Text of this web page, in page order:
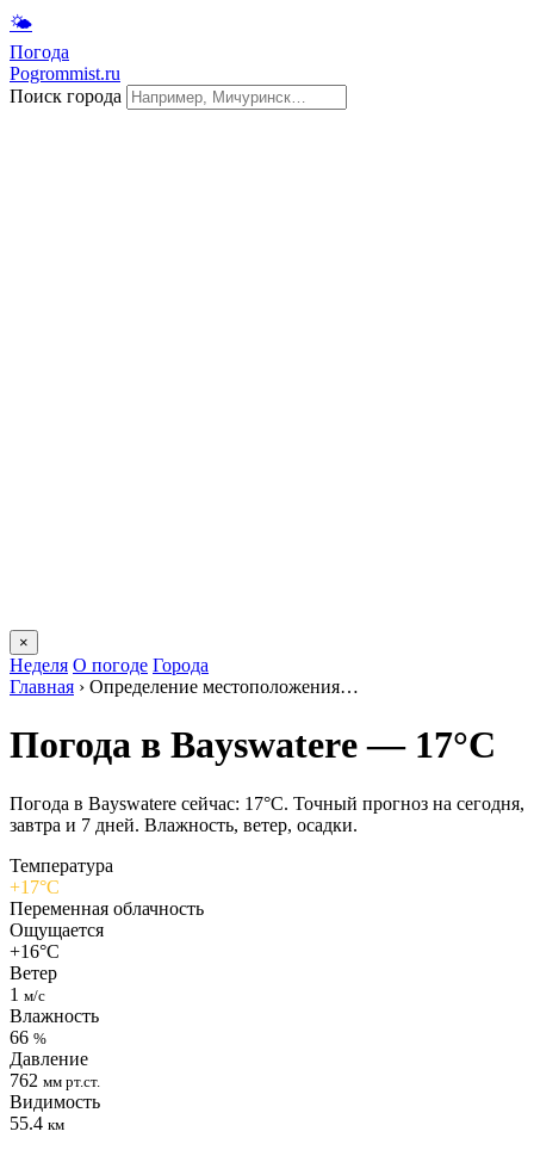
🌤
Погода
Pogrommist.ru
Поиск города
×
Неделя О погоде Города
Главная › Определение местоположения…
Погода в Bayswaterе — 17°C
Погода в Bayswaterе сейчас: 17°C. Точный прогноз на сегодня,
завтра и 7 дней. Влажность, ветер, осадки.
Температура
+17°C
Переменная облачность
Ощущается
+16°C
Ветер
1 м/с
Влажность
66 %
Давление
762 мм рт.ст.
Видимость
55.4 км